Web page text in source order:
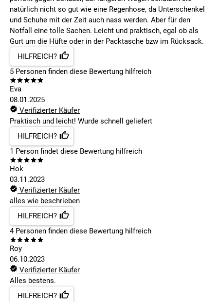
natürlich nicht so gut wie eine Regenhose, da Unterschenkel
und Schuhe mit der Zeit auch nass werden. Aber für den
Notfall eine tolle Sachen. Leicht und praktisch, egal ob als
Gurt um die Hüfte oder in der Packtasche bzw im Rücksack.
HILFREICH?
5 Personen finden diese Bewertung hilfreich
Eva
08.01.2025
Verifizierter Käufer
Praktisch und leicht! Wurde schnell geliefert
HILFREICH?
1 Person findet diese Bewertung hilfreich
Hok
03.11.2023
Verifizierter Käufer
alles wie beschrieben
HILFREICH?
4Personen finden diese Bewertung hilfreich
Roy
06.10.2023
Verifizierter Käufer
Alles bestens.
HILFREICH?